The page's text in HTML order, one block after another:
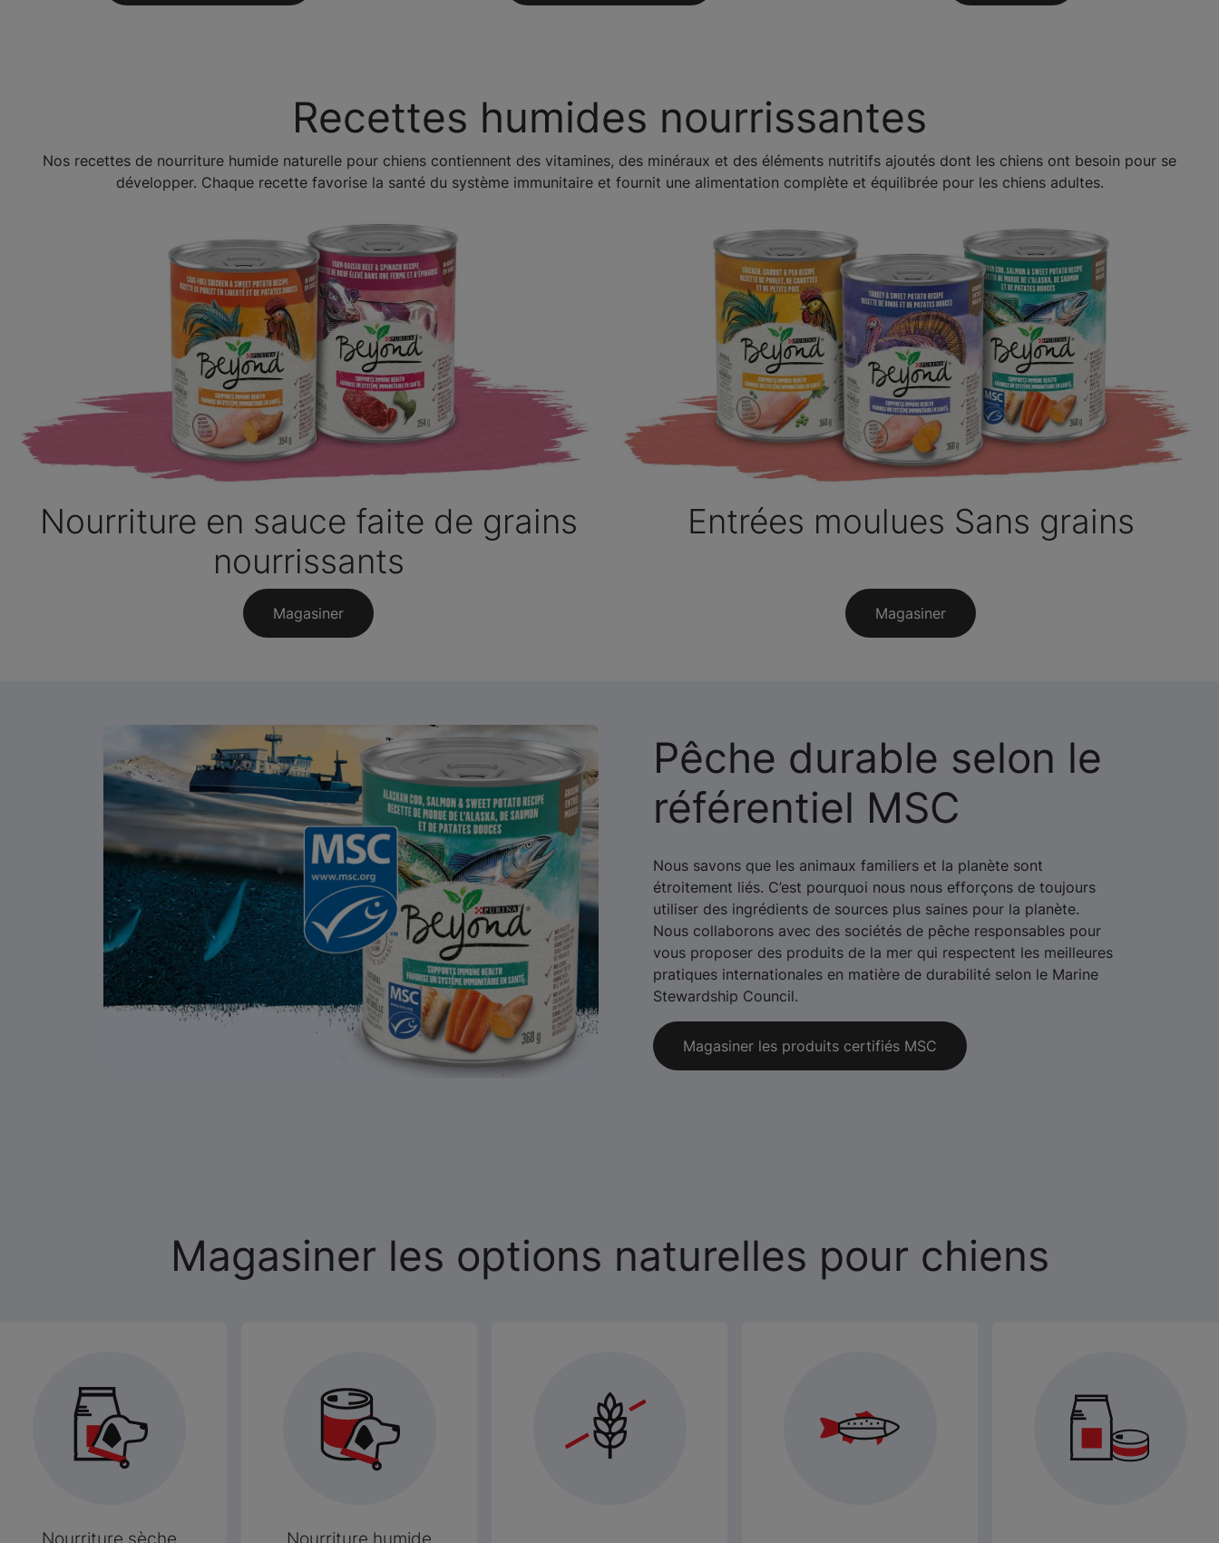
Recettes humides nourrissantes
Nos recettes de nourriture humide naturelle pour chiens contiennent des vitamines, des minéraux et des éléments nutritifs ajoutés dont les chiens ont besoin pour se
développer. Chaque recette favorise la santé du système immunitaire et fournit une alimentation complète et équilibrée pour les chiens adultes.
Nourriture en sauce faite de grains
nourrissants
Magasiner
Entrées moulues Sans grains
Magasiner
Pêche durable selon le
référentiel MSC
Nous savons que les animaux familiers et la planète sont
étroitement liés. C’est pourquoi nous nous efforçons de toujours
utiliser des ingrédients de sources plus saines pour la planète.
Nous collaborons avec des sociétés de pêche responsables pour
vous proposer des produits de la mer qui respectent les meilleures
pratiques internationales en matière de durabilité selon le Marine
Stewardship Council.
Magasiner les produits certifiés MSC
Magasiner les options naturelles pour chiens